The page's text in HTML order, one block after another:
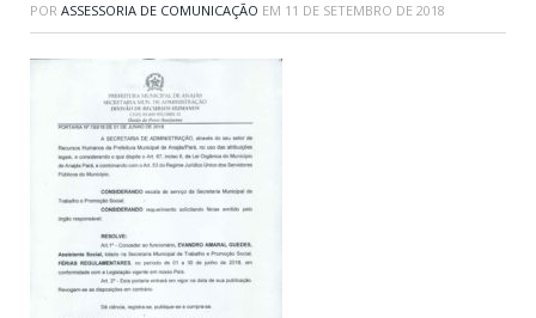
POR ASSESSORIA DE COMUNICAÇÃO EM 11 DE SETEMBRO DE 2018